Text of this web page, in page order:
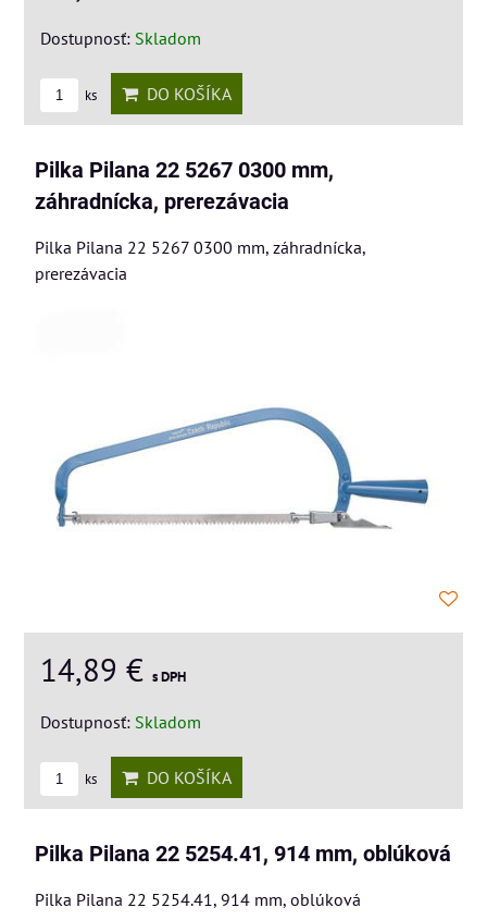
Dostupnosť: Skladom
ks DO KOŠÍKA
Pilka Pilana 22 5267 0300 mm,
záhradnícka, prerezávacia
Pilka Pilana 22 5267 0300 mm, záhradnícka,
prerezávacia
14,89 € s DPH
Dostupnosť: Skladom
ks DO KOŠÍKA
Pilka Pilana 22 5254.41, 914 mm, oblúková
Pilka Pilana 22 5254.41, 914 mm, oblúková